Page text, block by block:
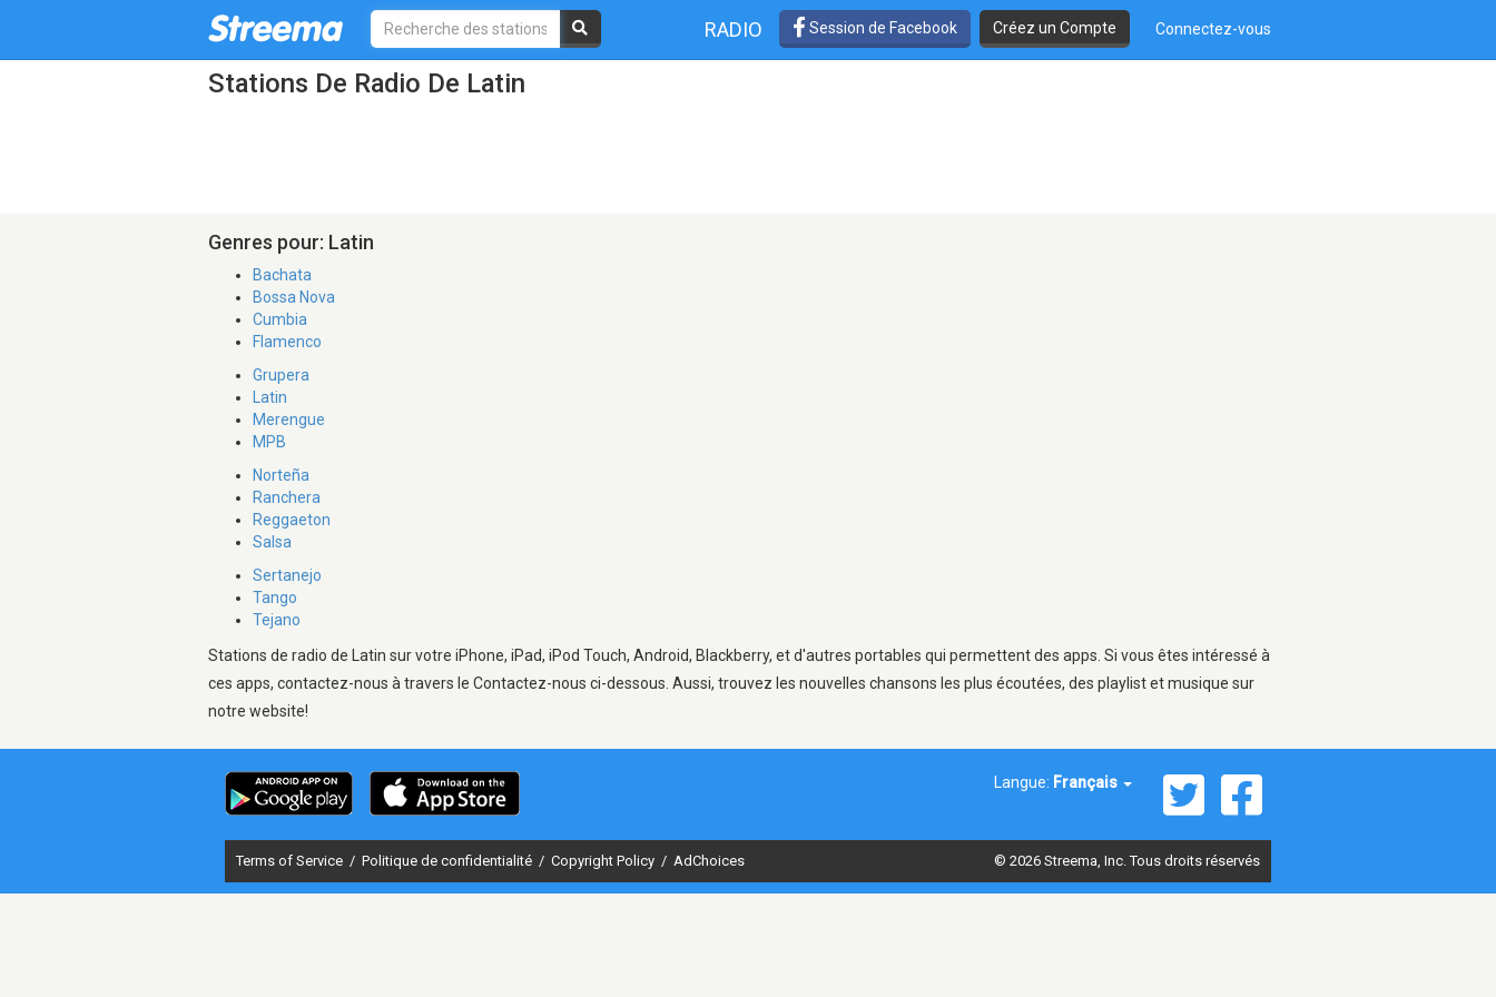
RADIO Session de Facebook Créez un Compte Connectez-vous
Stations De Radio De Latin
Genres pour: Latin
Bachata
Bossa Nova
Cumbia
Flamenco
Grupera
Latin
Merengue
MPB
Norteña
Ranchera
Reggaeton
Salsa
Sertanejo
Tango
Tejano
Stations de radio de Latin sur votre iPhone, iPad, iPod Touch, Android, Blackberry, et d'autres portables qui permettent des apps. Si vous êtes intéressé à
ces apps, contactez-nous à travers le Contactez-nous ci-dessous. Aussi, trouvez les nouvelles chansons les plus écoutées, des playlist et musique sur
notre website!
Langue: Français
Terms of Service / Politique de confidentialité / Copyright Policy / AdChoices © 2026 Streema, Inc. Tous droits réservés